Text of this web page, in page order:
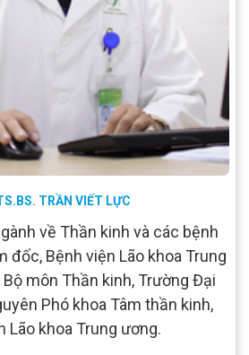
TRẦN VIẾT LỰC
về Thần kinh và các bệnh
đốc, Bệnh viện Lão khoa Trung
môn Thần kinh, Trường Đại
Phó khoa Tâm thần kinh,
Lão khoa Trung ương.